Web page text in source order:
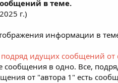
в теме.
г.)
информации в
идущих сообщений
сообщения в одно. Все,
от "автора 1" есть